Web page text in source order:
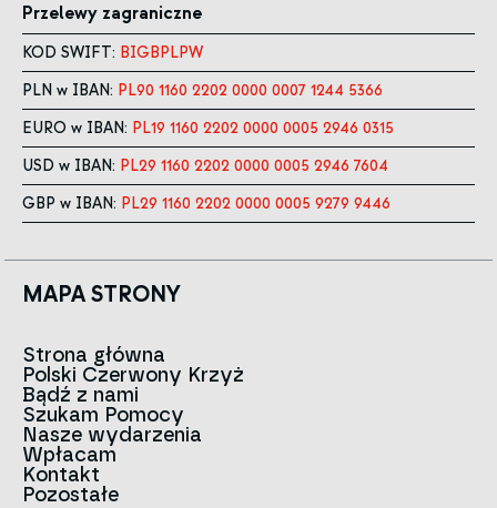
Przelewy zagraniczne
KOD SWIFT: BIGBPLPW
PLN w IBAN: PL90 1160 2202 0000 0007 1244 5366
EURO w IBAN: PL19 1160 2202 0000 0005 2946 0315
USD w IBAN: PL29 1160 2202 0000 0005 2946 7604
GBP w IBAN: PL29 1160 2202 0000 0005 9279 9446
MAPA STRONY
Strona główna
Polski Czerwony Krzyż
Aktualności
O nas
Zespół
Czerwony Krzyż na świecie
Znak
Historia
Strategia 2030
Bądź z nami
Szukam Pomocy
Kontakt do oddziałów
Infolinia
Nasze wydarzenia
Wpłacam
Kontakt
Pozostałe